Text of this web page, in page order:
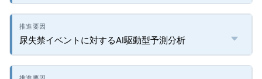
尿失禁イベントに対するAI駆動型予測分析